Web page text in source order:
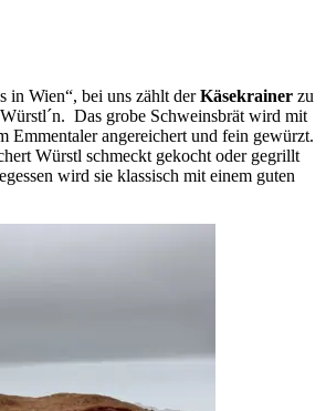
in Wien“, bei uns zählt derKäsekrainer zu
Das grobe Schweinsbrät wird mit
Emmentaler angereichert und fein gewürzt.
Würstl schmeckt gekocht oder gegrillt
wird sie klassisch mit einem guten